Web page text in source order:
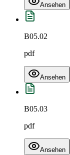
Ansehen
B05.02
pdf
Ansehen
B05.03
pdf
Ansehen